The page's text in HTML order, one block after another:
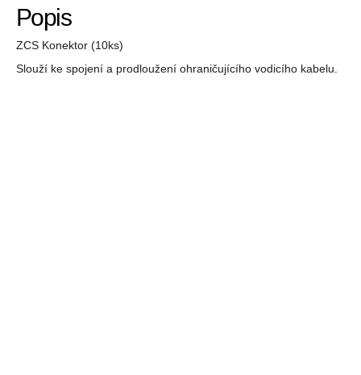
Popis
ZCS Konektor (10ks)
Slouží ke spojení a prodloužení ohraničujícího vodicího kabelu.